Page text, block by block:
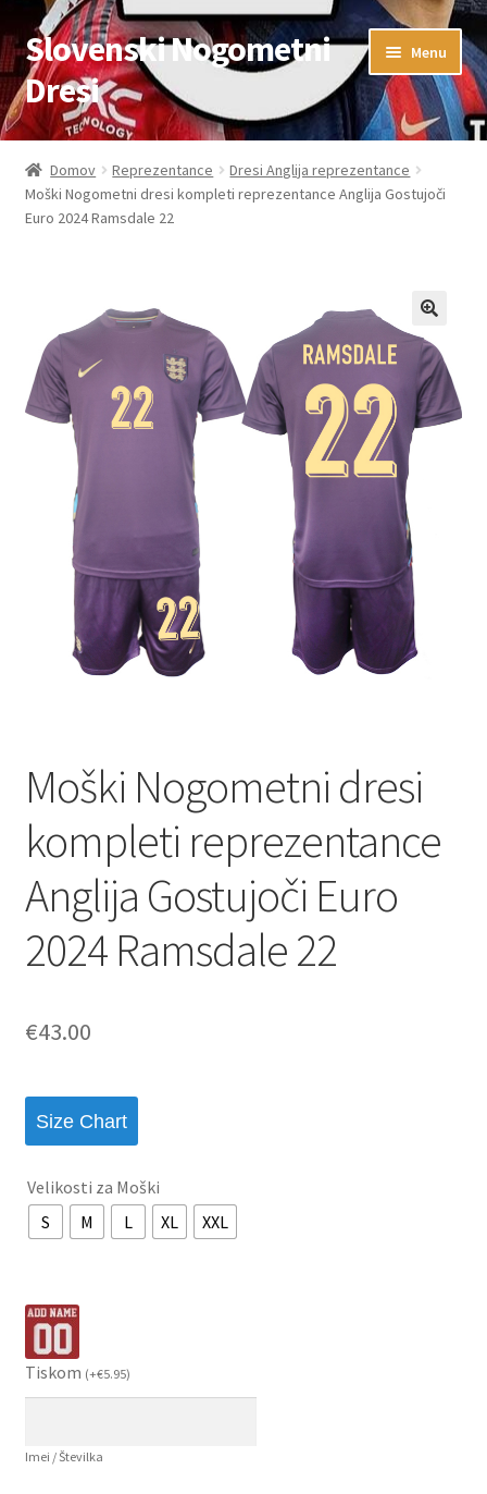
Skip
to
navigation
Skip
to
content
Slovenski Nogometni
Dresi
Menu
Domov
Blog
Kontaktiraj nas
Košarica
Moj račun
Trgovina
Zaključek nakupa
Domov Reprezentance
Dresi Anglija reprezentance
Moški Nogometni dresi kompleti reprezentance Anglija Gostujoči
Euro 2024 Ramsdale 22
Moški Nogometni dresi
kompleti reprezentance
Anglija Gostujoči Euro
2024 Ramsdale 22
€43.00
Size Chart
Velikosti za Moški
S
M L XL XXL
Tiskom (+€5.95)
Imei / Številka